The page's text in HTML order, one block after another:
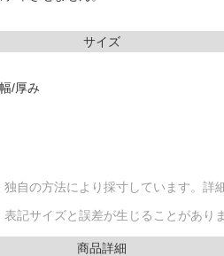
サイズ
/厚み
自の方法により採寸しています。詳
記サイズと誤差が生じることがありま
商品詳細